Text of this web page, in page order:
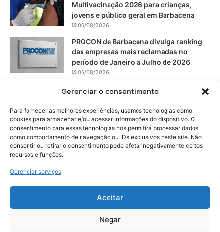
Gerenciar o consentimento
Para fornecer as melhores experiências, usamos tecnologias como
cookies para armazenar e/ou acessar informações do dispositivo. O
consentimento para essas tecnologias nos permitirá processar dados
como comportamento de navegação ou IDs exclusivos neste site. Não
consentir ou retirar o consentimento pode afetar negativamente certos
recursos e funções.
Gerenciar serviços
Aceitar
Negar
Multivacinação 2026 para crianças,
jovens e público geral em Barbacena
06/08/2026
PROCON de Barbacena divulga ranking
das empresas mais reclamadas no
período de Janeiro a Julho de 2026
06/08/2026
Prefeitura convoca organizações de
Resíduos Sólidos
05/08/2026
© 2026, Todos os direitos reservados | Desenvolvido por:
Digital Business| Hospedado por:NP Publicidade
Fale Conosco
Sobre Nós
Política de Segurança e Privacidade